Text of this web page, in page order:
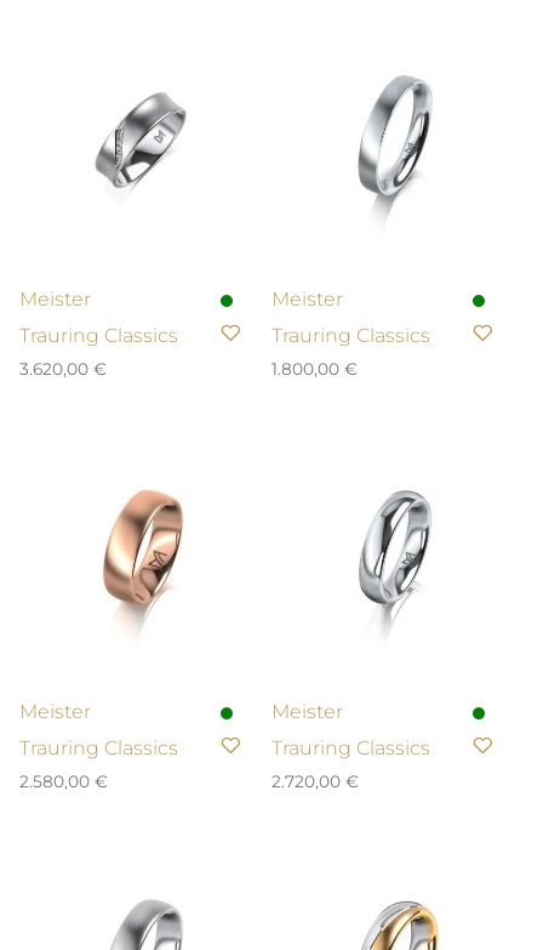
Meister
Trauring Classics
3.620,00 €
Meister
Trauring Classics
1.800,00 €
Meister
Trauring Classics
2.580,00 €
Meister
Trauring Classics
2.720,00 €